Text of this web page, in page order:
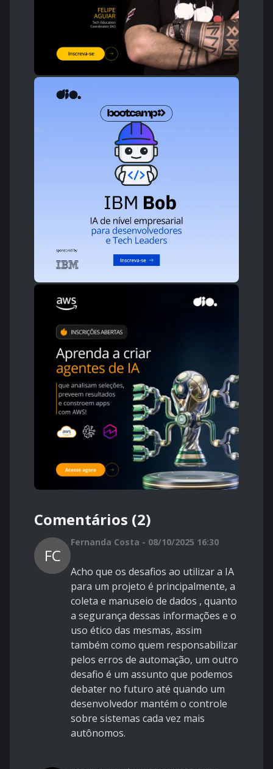
Comentários (2)
FC
Fernanda Costa - 08/10/2025 16:30
Acho que os desafios ao utilizar a IA
para um projeto é principalmente, a
coleta e manuseio de dados , quanto
a segurança dessas informações e o
uso ético das mesmas, assim
também como quem responsabilizar
pelos erros de automação, um outro
desafio é um assunto que podemos
debater no futuro até quando um
desenvolvedor mantém o controle
sobre sistemas cada vez mais
autônomos.